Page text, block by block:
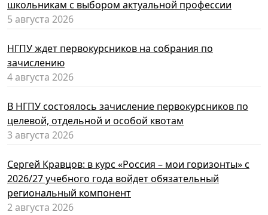
школьникам с выбором актуальной профессии
5 августа 2026
НГПУ ждет первокурсников на собрания по
зачислению
4 августа 2026
В НГПУ состоялось зачисление первокурсников по
целевой, отдельной и особой квотам
3 августа 2026
Сергей Кравцов: в курс «Россия – мои горизонты» с
2026/27 учебного года войдет обязательный
региональный компонент
2 августа 2026